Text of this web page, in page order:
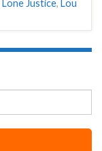
Lone Justice, Lou